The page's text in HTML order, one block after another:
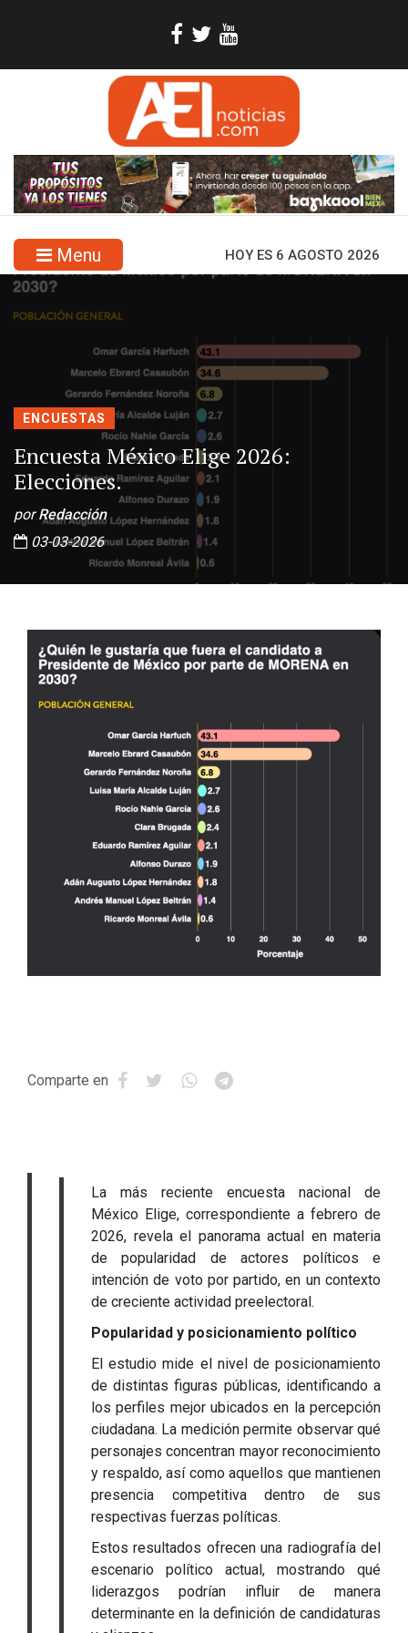
Menu HOY ES 6 AGOSTO 2026
ENCUESTAS
Encuesta México Elige 2026:
Elecciones.
porRedacción
03-03-2026
Comparte en
La más reciente encuesta nacional de
México Elige, correspondiente a febrero de
2026, revela el panorama actual en materia
de popularidad de actores políticos e
intención de voto por partido, en un contexto
de creciente actividad preelectoral.
Popularidad y posicionamiento político
El estudio mide el nivel de posicionamiento
de distintas figuras públicas, identificando a
los perfiles mejor ubicados en la percepción
ciudadana. La medición permite observar qué
personajes concentran mayor reconocimiento
y respaldo, así como aquellos que mantienen
presencia competitiva dentro de sus
respectivas fuerzas políticas.
Estos resultados ofrecen una radiografía del
escenario político actual, mostrando qué
liderazgos podrían influir de manera
determinante en la definición de candidaturas